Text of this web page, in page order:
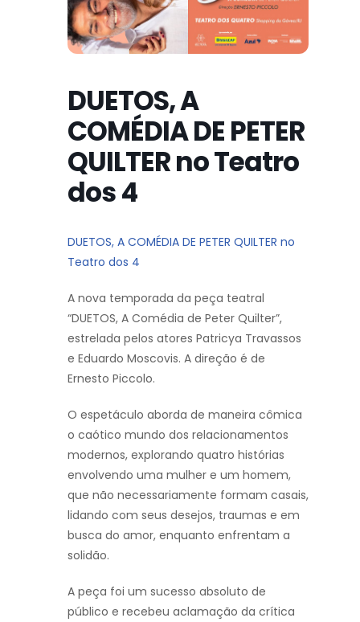
DUETOS, A
COMÉDIA DE PETER
QUILTER no Teatro
dos 4
DUETOS, A COMÉDIA DE PETER QUILTER no
Teatro dos 4
A nova temporada da peça teatral
“DUETOS, A Comédia de Peter Quilter”,
estrelada pelos atores Patricya Travassos
e Eduardo Moscovis. A direção é de
Ernesto Piccolo.
O espetáculo aborda de maneira cômica
o caótico mundo dos relacionamentos
modernos, explorando quatro histórias
envolvendo uma mulher e um homem,
que não necessariamente formam casais,
lidando com seus desejos, traumas e em
busca do amor, enquanto enfrentam a
solidão.
A peça foi um sucesso absoluto de
público e recebeu aclamação da crítica